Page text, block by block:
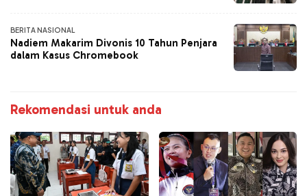
BERITA NASIONAL
Nadiem Makarim Divonis 10 Tahun Penjara
dalam Kasus Chromebook
Rekomendasi untuk anda